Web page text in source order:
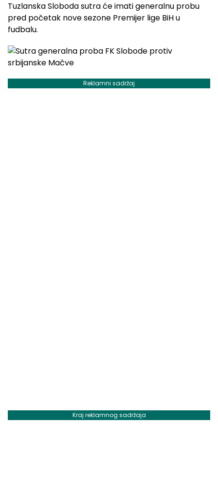
Tuzlanska Sloboda sutra će imati generalnu probu
pred početak nove sezone Premijer lige BiH u
fudbalu.
Reklamni sadržaj
Kraj reklamnog sadržaja